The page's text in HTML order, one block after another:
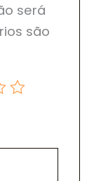
será
são